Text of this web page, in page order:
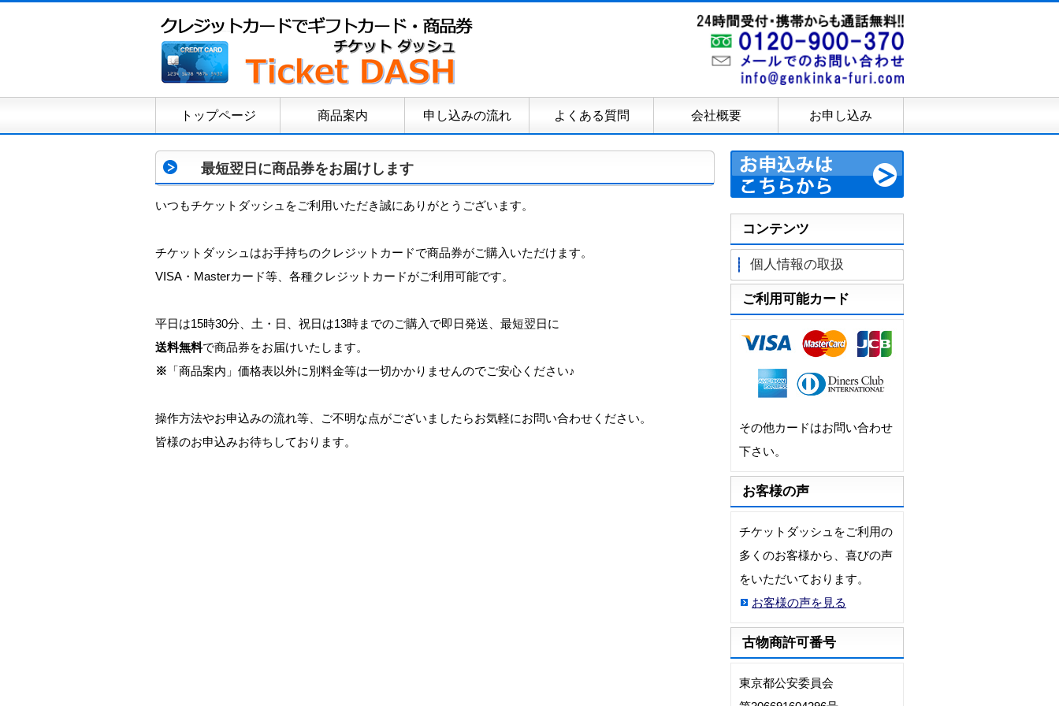
トップページ 商品案内 申し込みの流れ よくある質問 会社概要 お申し込み
最短翌日に商品券をお届けします
いつもチケットダッシュをご利用いただき誠にありがとうございます。
チケットダッシュはお手持ちのクレジットカードで商品券がご購入いただけます。
VISA・Masterカード等、各種クレジットカードがご利用可能です。
平日は15時30分、土・日、祝日は13時までのご購入で即日発送、最短翌日に
送料無料で商品券をお届けいたします。
※ 「商品案内」価格表以外に別料金等は一切かかりませんのでご安心ください♪
操作方法やお申込みの流れ等、ご不明な点がございましたらお気軽にお問い合わせください。
皆様のお申込みお待ちしております。
コンテンツ
個人情報の取扱
ご利用可能カード
その他カードはお問い合わせ
下さい。
お客様の声
チケットダッシュをご利用の
多くのお客様から、喜びの声
をいただいております。
お客様の声を見る
古物商許可番号
東京都公安委員会